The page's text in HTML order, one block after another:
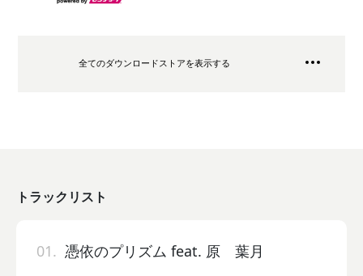
全てのダウンロードストアを表示する
トラックリスト
01. 憑依のプリズム feat. 原 葉月